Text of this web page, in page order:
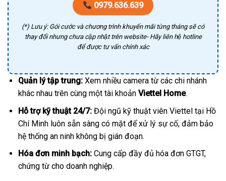
0979.636.639
(*) Lưu ý: Gói cước và chương trình khuyến mãi từng tháng sẽ có
thay đổi nhưng chưa cập nhật trên website- Hãy liên hệ hotline
để được tư vấn chính xác
Quản lý tập trung:Xem nhiều camera từ các chi nhánh
khác nhau trên cùng một tài khoản Viettel Home.
Hỗ trợ kỹ thuật 24/7:Đội ngũ kỹ thuật viên Viettel tại Hồ
Chí Minh luôn sẵn sàng có mặt để xử lý sự cố, đảm bảo
hệ thống an ninh không bị gián đoạn.
Hóa đơn minh bạch:Cung cấp đầy đủ hóa đơn GTGT,
chứng từ cho doanh nghiệp.